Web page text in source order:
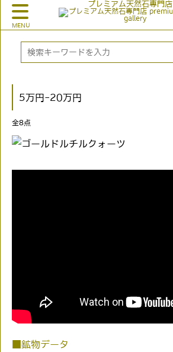
プレミアム天然石専門店
5万円-20万円
全8点
■鉱物データ